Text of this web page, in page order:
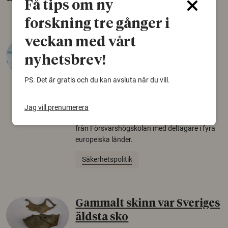
Varför tror vissa på rysk
desinformation?
30 juli 2026
konspirationsteorier är ofta mer mottagliga
från Försvarshögskolan med deltagare i fyra
europeiska länder.
Säkerhetspolitik
Gammalt skinn var Sveriges
äldsta sko
Få tips om ny
forskning tre gånger i
veckan med vårt
nyhetsbrev!
PS. Det är gratis och du kan avsluta när du vill.
Jag vill prenumerera